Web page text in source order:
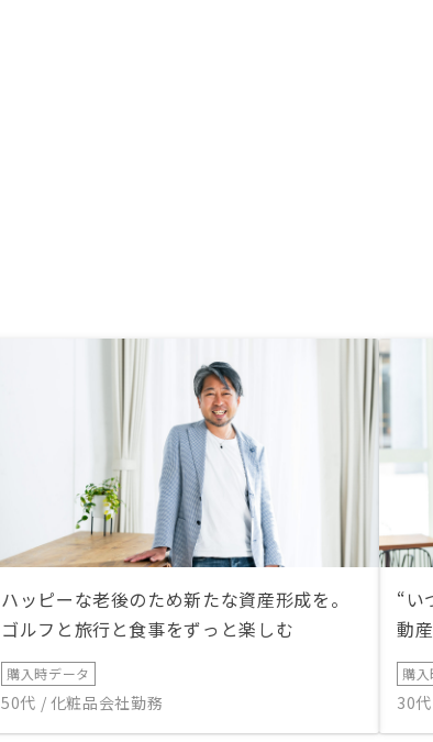
程度の売却も期待できる品質の物
を囲っており提案してくれる点で、
リノシー社に唯一無二のメリット
感じました。（自分の学習や経験
範囲内です） ■保障が手厚い一方
で固定資産税や火災保険含めて毎
若干手出し（支出）がある提案を
けると不安を持つ方もいるかと思
ますが、ある程度頭金をいれるこ
で毎月の収支もプラスに調整で
す。現金に余裕があった私として
購入金額の3/4の頭金を入れ、投
のリターンを感じられるように
した。 ■私個人としては、早期返
済をしてまずはローンのない1室
確保したい。売却時期や売却益
ントロールできない気がしている
で、インカムゲインに期待しなが
ハッピーな老後のため新たな資産形成を。
ゴルフと旅行と食事をずっと楽しむ
購入時データ
50代 / 化粧品会社勤務
“い
動
購
30